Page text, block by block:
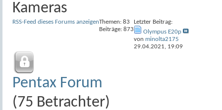
Kameras
RSS-Feed dieses Forums anzeigenThemen: 83
Beiträge: 873
Letzter Beitrag:
Olympus E20p
von minolta2175
29.04.2021, 19:09
Pentax Forum
(75 Betrachter)